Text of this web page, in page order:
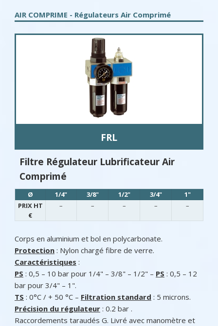
AIR COMPRIME - Régulateurs Air Comprimé
FRL
Filtre Régulateur Lubrificateur Air
Comprimé
Ø 1/4" 3/8" 1/2" 3/4"
1"
PRIX HT
€
– – – – –
Corps en aluminium et bol en polycarbonate.
Protection : Nylon chargé fibre de verre.
Caractéristiques :
PS : 0,5 – 10 bar pour 1/4" – 3/8" – 1/2" – PS : 0,5 – 12
bar pour 3/4" – 1".
TS : 0°C / + 50 °C – Filtration standard : 5 microns.
Précision du régulateur : 0.2 bar .
Raccordements taraudés G. Livré avec manomètre et